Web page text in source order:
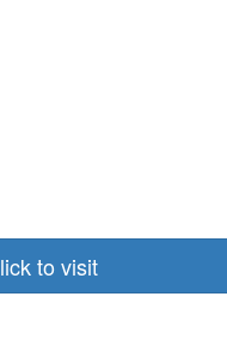
to visit